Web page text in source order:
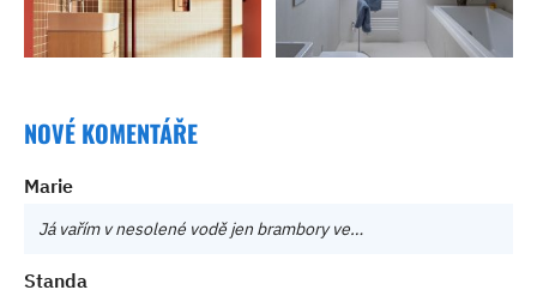
NOVÉ KOMENTÁŘE
Marie
Já vařím v nesolené vodě jen brambory ve…
Standa